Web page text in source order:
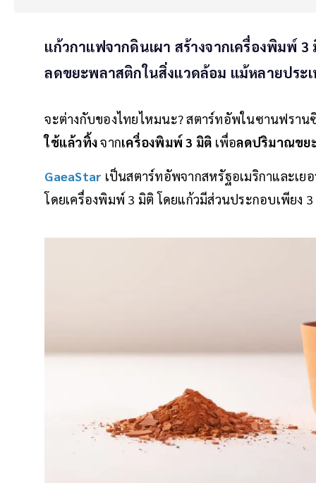
แก้วกาแฟจากดินเผา สร้างจากเครื่องพิมพ์
ลดขยะพลาสติกในสิ่งแวดล้อม แม้หลายประ
จะต่างกับของไทยไหมนะ? สตาร์ทอัพในซานฟราน
ใช้แล้วทิ้งจากเครื่องพิมพ์ 3 มิติ เพื่อลดปริมาณขย
GaeaStar เป็นสตาร์ทอัพจากสหรัฐอเมริกาและเย
โดยเครื่องพิมพ์ 3 มิติ โดยแก้วมีส่วนประกอบเพียง